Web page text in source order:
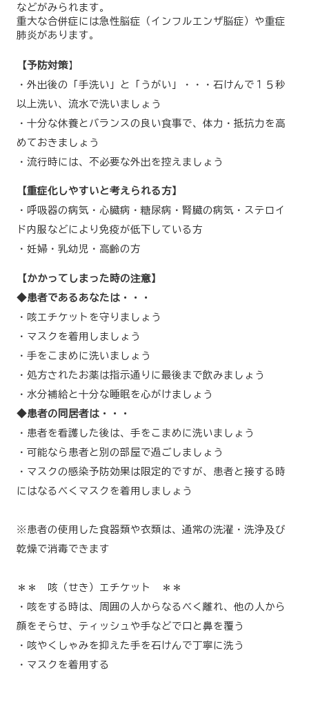
などがみられます。
重大な合併症には急性脳症（インフルエンザ脳症）や重症
肺炎があります。
【予防対策】
・外出後の「手洗い」と「うがい」・・・石けんで１５秒
以上洗い、流水で洗いましょう
・十分な休養とバランスの良い食事で、体力・抵抗力を高
めておきましょう
・流行時には、不必要な外出を控えましょう
【重症化しやすいと考えられる方】
・呼吸器の病気・心臓病・糖尿病・腎臓の病気・ステロイ
ド内服などにより免疫が低下している方
・妊婦・乳幼児・高齢の方
【かかってしまった時の注意】
◆患者であるあなたは・・・
・咳エチケットを守りましょう
・マスクを着用しましょう
・手をこまめに洗いましょう
・処方されたお薬は指示通りに最後まで飲みましょう
・水分補給と十分な睡眠を心がけましょう
◆患者の同居者は・・・
・患者を看護した後は、手をこまめに洗いましょう
・可能なら患者と別の部屋で過ごしましょう
・マスクの感染予防効果は限定的ですが、患者と接する時
にはなるべくマスクを着用しましょう
※患者の使用した食器類や衣類は、通常の洗濯・洗浄及び
乾燥で消毒できます
＊＊ 咳（せき）エチケット ＊＊
・咳をする時は、周囲の人からなるべく離れ、他の人から
顔をそらせ、ティッシュや手などで口と鼻を覆う
・咳やくしゃみを抑えた手を石けんで丁寧に洗う
・マスクを着用する